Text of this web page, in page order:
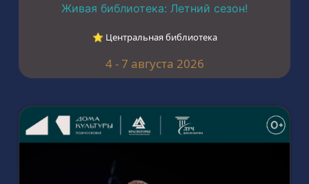
Живая библиотека: Летний сезон!
⭐︎ Центральная библиотека
4 - 7 августа 2026